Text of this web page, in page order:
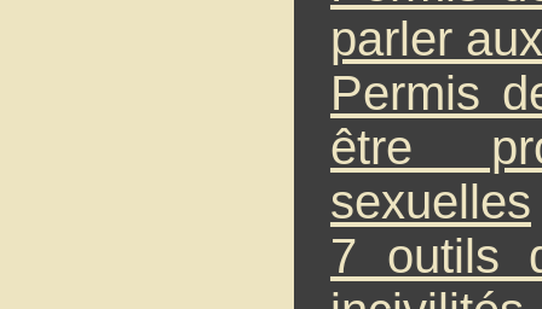
parler
Permis
être
sexuelles
7 outils